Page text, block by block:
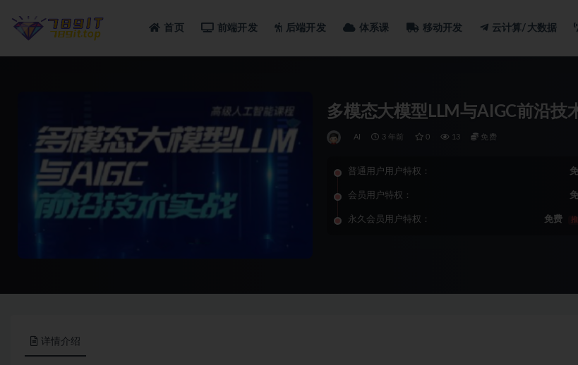
首页 前端开发 后端开发 体系课 移动开发 云计算/大数据
多模态大模型LLM与AIGC前沿技
AI 3 年前 0 13 免费
普通用户用户特权：
会员用户特权：
永久会员用户特权： 免费
详情介绍